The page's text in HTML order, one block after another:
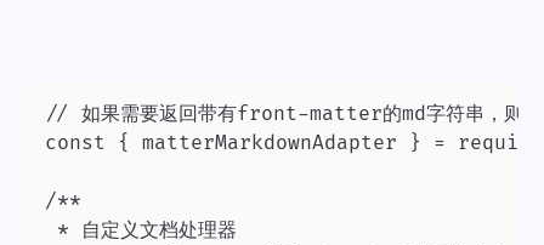
// 如果需要返回带有front-matter的md字符串，则需
const { matterMarkdownAdapter } =
/**
* 自定义文档处理器